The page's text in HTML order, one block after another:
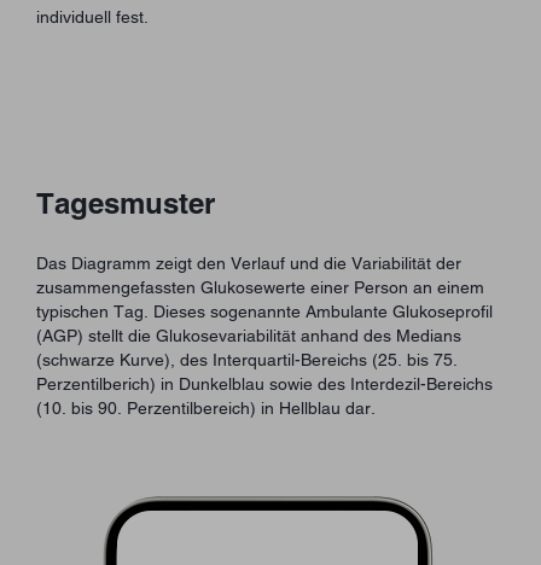
individuell fest.
Tagesmuster
Das Diagramm zeigt den Verlauf und die Variabilität der
zusammengefassten Glukosewerte einer Person an einem
typischen Tag. Dieses sogenannte Ambulante Glukoseprofil
(AGP) stellt die Glukosevariabilität anhand des Medians
(schwarze Kurve), des Interquartil-Bereichs (25. bis 75.
Perzentilberich) in Dunkelblau sowie des Interdezil-Bereichs
(10. bis 90. Perzentilbereich) in Hellblau dar.